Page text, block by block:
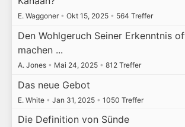
E. Waggoner • Okt 15, 2025 • 564 Treffer
Den Wohlgeruch Seiner Erkenntnis
machen ...
A. Jones • Mai 24, 2025 • 812 Treffer
Das neue Gebot
E. White • Jan 31, 2025 • 1050 Treffer
Die Definition von Sünde